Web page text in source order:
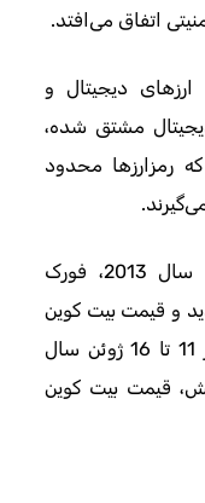
اتفاق می‌افتد.
دیجیتال و
مشتق شده،
رمزارزها محدود
برای مثال در تاریخ 6 تا 11 مارس سال 2013، فورک
و قیمت بیت کوین
طی آن 25درصد کاهش پیدا کرد. در 11 تا 16 ژوئن سال
کش، قیمت بیت کوین